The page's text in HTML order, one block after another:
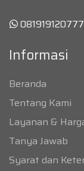
081919120777
Informasi
Beranda
Tentang Kami
Layanan &
Tanya Jawab
Syarat dan